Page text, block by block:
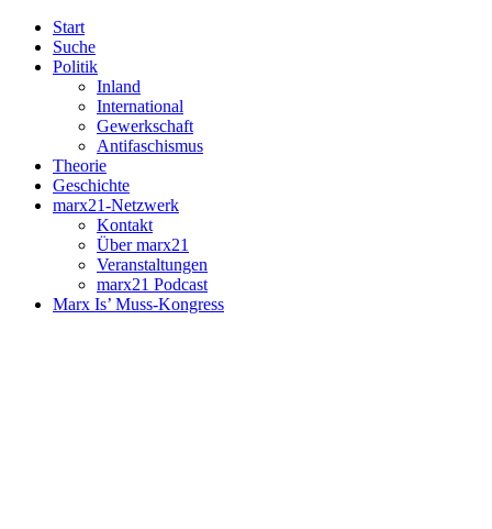
Start
Suche
Politik
Inland
International
Gewerkschaft
Antifaschismus
Theorie
Geschichte
marx21-Netzwerk
Kontakt
Über marx21
Veranstaltungen
marx21 Podcast
Marx Is’ Muss-Kongress